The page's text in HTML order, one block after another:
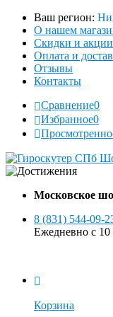
Ваш регион:
О нашем
Скидки и акции
Оплата и
Отзывы
Контакты
Сравнение0
Избранное0
Московское
8 (831) 544-09-
Ежедневно с 10
Корзина